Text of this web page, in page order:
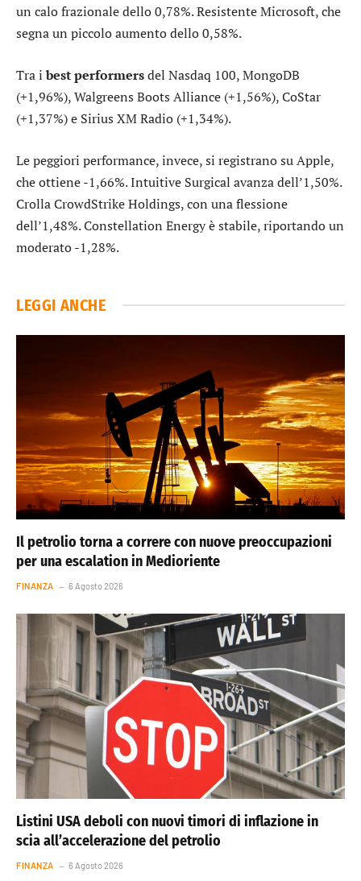
un calo frazionale dello 0,78%. ResistenteMicrosoft, che
segna un piccolo aumento dello 0,58%.
Tra ibest performersdel Nasdaq 100,MongoDB
(+1,96%),Walgreens Boots Alliance (+1,56%),CoStar
(+1,37%) e Sirius XM Radio (+1,34%).
Le peggiori performance, invece, si registrano suApple,
che ottiene -1,66%.Intuitive Surgical avanza dell’1,50%.
CrollaCrowdStrike Holdings, con una flessione
dell’1,48%.Constellation Energyè stabile, riportando un
moderato -1,28%.
LEGGI ANCHE
Il petrolio torna a correre con nuove preoccupazioni
per una escalation in Medioriente
FINANZA 6 Agosto 2026
Listini USA deboli con nuovi timori di inflazione in
scia all’accelerazione del petrolio
FINANZA 6 Agosto 2026